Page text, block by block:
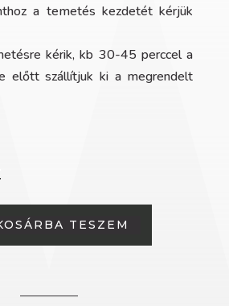
a temetés kezdetét kérjük
kérik, kb 30-45 perccel a
előtt szállítjuk ki a megrendelt
TESZEM